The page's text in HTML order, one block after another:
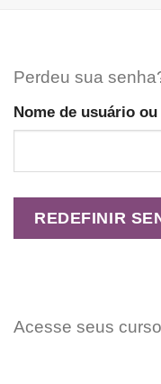
Perdeu sua
Nome de usuário
REDEFINIR
Acesse seus